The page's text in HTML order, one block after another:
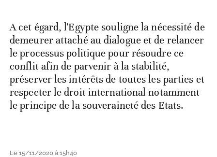
A cet égard, l'Egypte souligne la nécessité de
demeurer attaché au dialogue et de relancer
le processus politique pour résoudre ce
conflit afin de parvenir à la stabilité,
préserver les intérêts de toutes les parties et
respecter le droit international notamment
le principe de la souveraineté des Etats.
Le 15/11/2020 à 15h40